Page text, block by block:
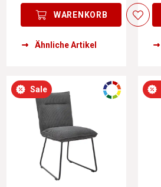
WARENKORB
Ähnliche Artikel
Sale